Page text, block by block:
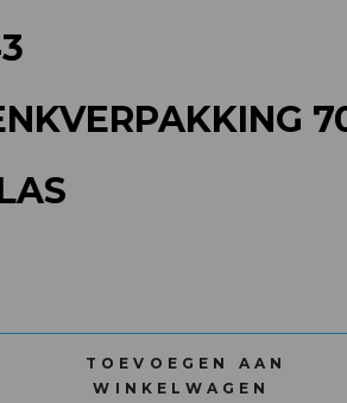
70 CL + 1
TOEVOEGEN AAN
WINKELWAGEN